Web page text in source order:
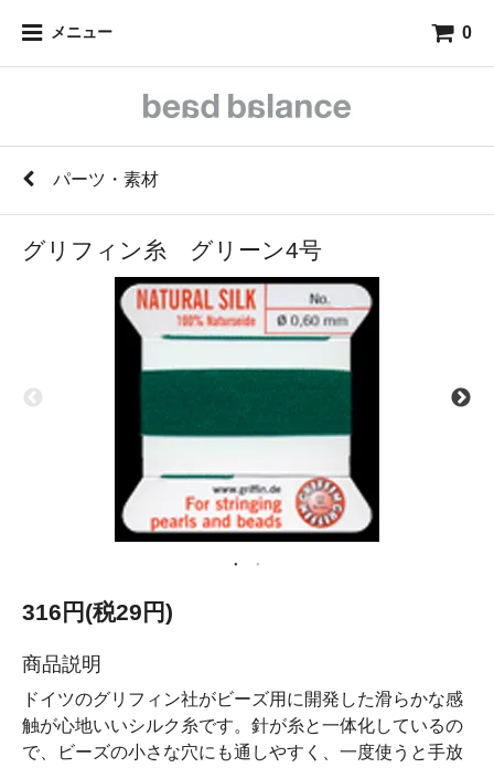
メニュー 0
パーツ・素材
グリフィン糸 グリーン4号
316円(税29円)
商品説明
ドイツのグリフィン社がビーズ用に開発した滑らかな感
触が心地いいシルク糸です。針が糸と一体化しているの
で、ビーズの小さな穴にも通しやすく、一度使うと手放